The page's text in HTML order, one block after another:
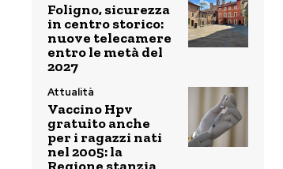
Foligno, sicurezza
in centro storico:
nuove telecamere
entro le metà del
2027
Attualità
Vaccino Hpv
gratuito anche
per i ragazzi nati
nel 2005: la